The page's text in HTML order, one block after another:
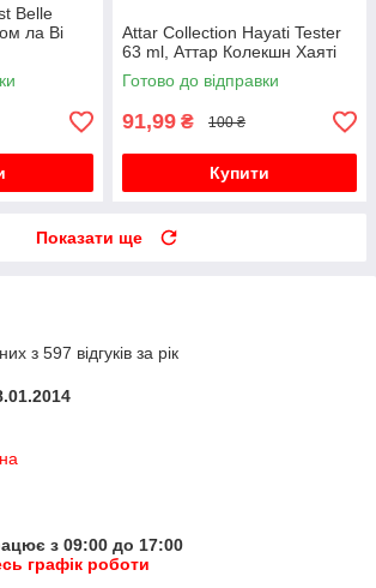
Belle
ла Ві
Attar Collection Hayati Tester
63 ml, Аттар Колекшн Хаяті
Готово до відправки
91,99 ₴ 100 ₴
Купити
Показати ще
з 597 відгуків за рік
з 09:00 до 17:00
графік роботи